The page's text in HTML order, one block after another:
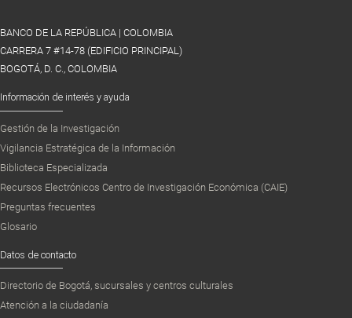
BANCO DE LA REPÚBLICA | COLOMBIA
CARRERA 7 #14-78 (EDIFICIO PRINCIPAL)
BOGOTÁ, D. C., COLOMBIA
Información de interés y ayuda
Gestión de la Investigación
Vigilancia Estratégica de la Información
Biblioteca Especializada
Recursos Electrónicos Centro de Investigación Económica (CAIE)
Preguntas frecuentes
Glosario
Datos de contacto
Directorio de Bogotá, sucursales y centros culturales
Atención a la ciudadanía